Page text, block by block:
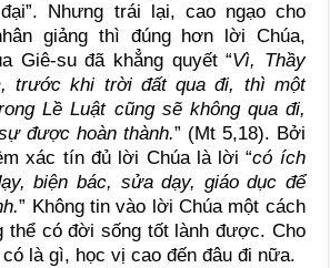
Nhưng trái lại, cao ngạo cho
giảng thì đúng hơn lời Chúa,
Giê-su đã khẳng quyết “Vì, Thầy
trước khi trời đất qua đi, thì một
Lề Luật cũng sẽ không qua đi,
được hoàn thành.” (Mt 5,18). Bởi
xác tín đủ lời Chúa là lời “có ích
biện bác, sửa dạy, giáo dục để
” Không tin vào lời Chúa một cách
thể có đời sống tốt lành được. Cho
là gì, học vị cao đến đâu đi nữa.